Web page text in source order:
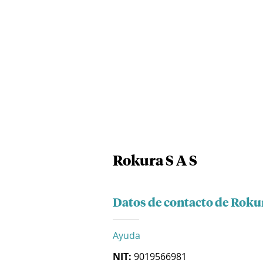
Rokura S A S
Datos de contacto de
Ayuda
NIT: 9019566981